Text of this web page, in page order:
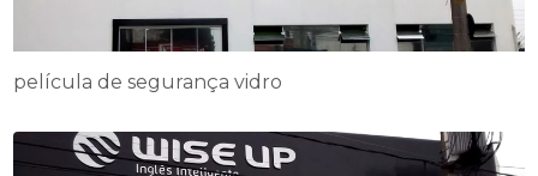
película de segurança vidro